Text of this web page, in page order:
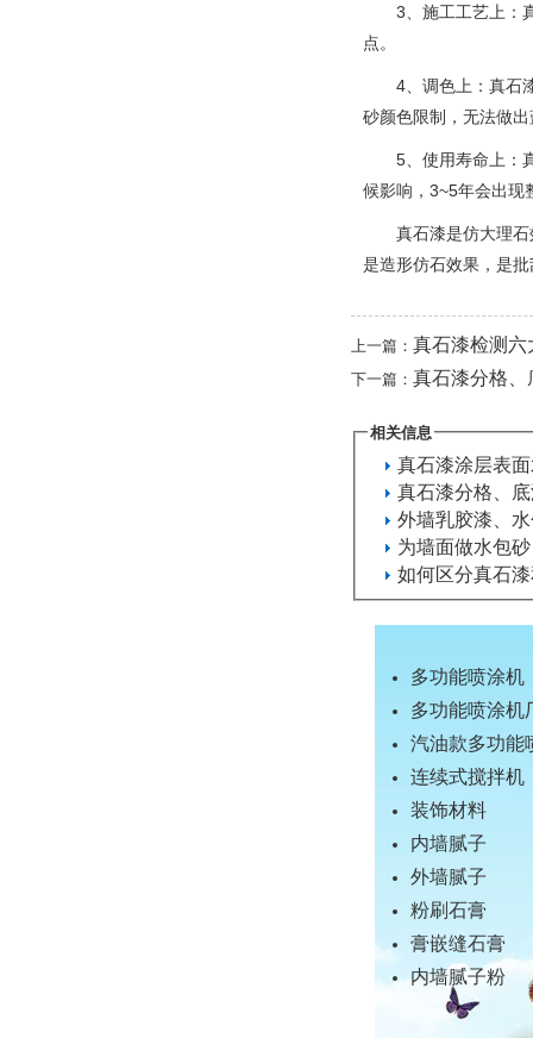
3、施工工艺上：真
点。
4、调色上：真石漆
砂颜色限制，无法做
5、使用寿命上：真
候影响，3~5年会出现
真石漆是仿大理石效
是造形仿石效果，是
上一篇： 真石漆检测六
下一篇： 真石漆分格、
相关信息
真石漆涂层表
真石漆分格、
外墙乳胶漆、
为墙面做水包
如何区分真石
多功能喷涂机
多功能喷涂机
汽油款多功能
连续式搅拌机
装饰材料
内墙腻子
外墙腻子
粉刷石膏
膏嵌缝石膏
内墙腻子粉